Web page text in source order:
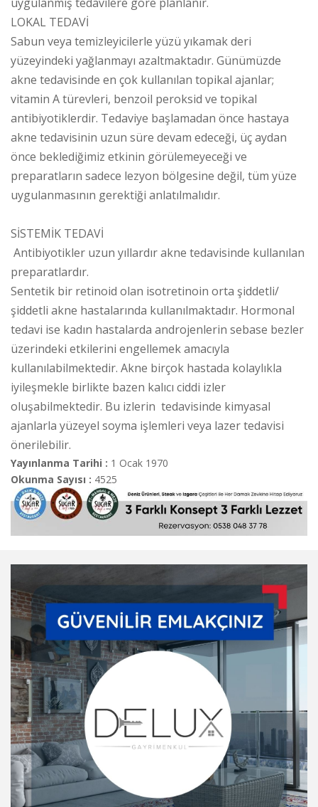
LOKAL TEDAVİ
Sabun veya temizleyicilerle yüzü yıkamak deri
yüzeyindeki yağlanmayı azaltmaktadır. Günümüzde
akne tedavisinde en çok kullanılan topikal ajanlar;
vitamin A türevleri, benzoil peroksid ve topikal
antibiyotiklerdir. Tedaviye başlamadan önce hastaya
akne tedavisinin uzun süre devam edeceği, üç aydan
önce beklediğimiz etkinin görülemeyeceği ve
preparatların sadece lezyon bölgesine değil, tüm yüze
uygulanmasının gerektiği anlatılmalıdır.
SİSTEMİK TEDAVİ
Antibiyotikler uzun yıllardır akne tedavisinde kullanılan
preparatlardır.
Sentetik bir retinoid olan isotretinoin orta şiddetli/
şiddetli akne hastalarında kullanılmaktadır. Hormonal
tedavi ise kadın hastalarda androjenlerin sebase bezler
üzerindeki etkilerini engellemek amacıyla
kullanılabilmektedir. Akne birçok hastada kolaylıkla
iyileşmekle birlikte bazen kalıcı ciddi izler
oluşabilmektedir. Bu izlerin tedavisinde kimyasal
ajanlarla yüzeyel soyma işlemleri veya lazer tedavisi
önerilebilir.
Yayınlanma Tarihi : 1 Ocak 1970
Okunma Sayısı : 4525